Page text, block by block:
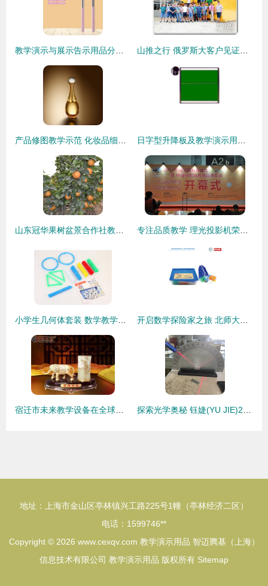
地址：上海市金山区亭林镇兴工路225号1幢（亭林经济二区）
电话：1599746**
Copyright © 2026 www.cexqv.com 教学演示用品 智迈腾基（上海）
信息技术有限公司 教学演示用品 版权所有 Sitemap